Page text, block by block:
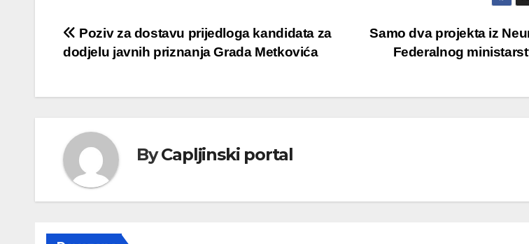
Navigacija
objava
Samo dva projekta iz
Federalnog
Poziv za dostavu prijedloga kandidata za
dodjelu javnih priznanja Grada Metkovića
ByCapljinski portal